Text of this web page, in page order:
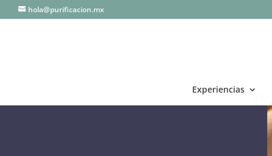
hola@purificacion.mx
Experiencias